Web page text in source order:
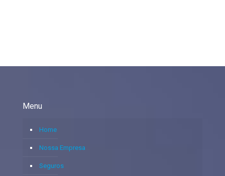
Menu
Home
Nossa Empresa
Seguros